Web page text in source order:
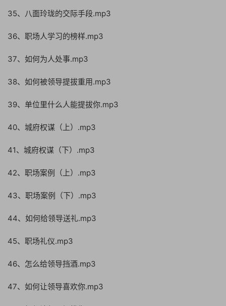
35、八面玲珑的交际手段.mp3
36、职场人学习的榜样.mp3
37、如何为人处事.mp3
38、如何被领导提拔重用.mp3
39、单位里什么人能提拔你.mp3
40、城府权谋（上）.mp3
41、城府权谋（下）.mp3
42、职场案例（上）.mp3
43、职场案例（下）.mp3
44、如何给领导送礼.mp3
45、职场礼仪.mp3
46、怎么给领导挡酒.mp3
47、如何让领导喜欢你.mp3